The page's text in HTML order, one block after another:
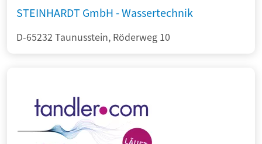
STEINHARDT GmbH - Wassertechnik
D-65232 Taunusstein, Röderweg 10